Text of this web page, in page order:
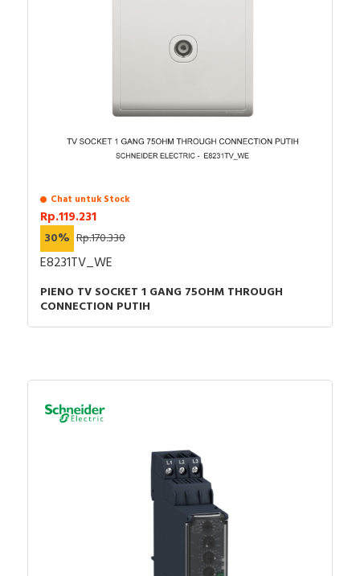
Chat untuk Stock
Rp.119.231
30% Rp.170.330
E8231TV_WE
PIENO TV SOCKET 1 GANG 75OHM THROUGH
CONNECTION PUTIH